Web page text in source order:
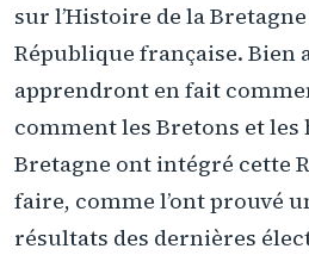
sur l’Histoire de la
République française. Bien
apprendront en fait
comment les Bretons et les
Bretagne ont intégré cette
faire, comme l’ont prouvé
résultats des dernières